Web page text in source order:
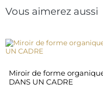
Vous aimerez aussi
Miroir de forme
DANS UN CADRE